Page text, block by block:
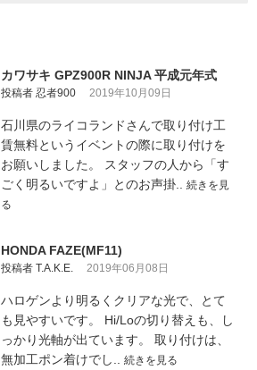
カワサキ GPZ900R NINJA 平成元年式
投稿者 忍者900 2019年10月09日
石川県のライコランドさんで取り付け工
賃無料というイベントの際に取り付けを
お願いしました。 スタッフの人から「す
ごく明るいですよ」とのお声掛.. 続きを見
る
HONDA FAZE(MF11)
投稿者 T.A.K.E. 2019年06月08日
ハロゲンより明るくクリアな光で、とて
も見やすいです。 Hi/Loの切り替えも、し
っかり光軸が出ています。 取り付けは、
無加工ポン着けでし.. 続きを見る